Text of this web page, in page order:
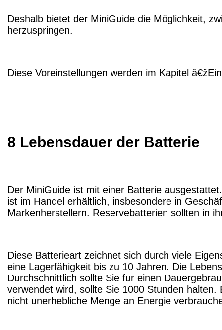
Deshalb bietet der MiniGuide die Möglichkeit,
herzuspringen.
Diese Voreinstellungen werden im Kapitel
8 Lebensdauer der Batterie
Der MiniGuide ist mit einer Batterie
ist im Handel erhältlich, insbesondere in
Markenherstellern. Reservebatterien sollten in
Diese Batterieart zeichnet sich durch viele
eine Lagerfähigkeit bis zu 10 Jahren. Die
Durchschnittlich sollte Sie für einen
verwendet wird, sollte Sie 1000 Stunden
nicht unerhebliche Menge an Energie